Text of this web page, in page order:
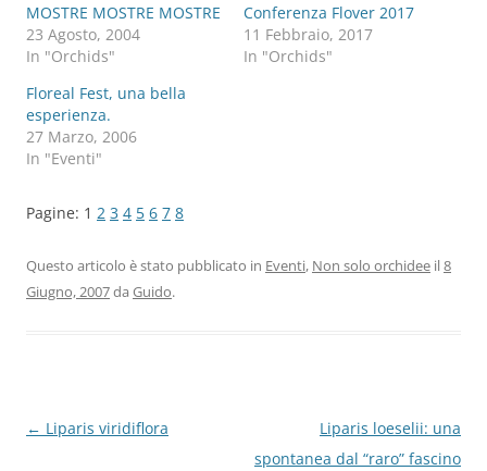
MOSTRE MOSTRE MOSTRE
23 Agosto, 2004
In "Orchids"
Conferenza Flover 2017
11 Febbraio, 2017
In "Orchids"
Floreal Fest, una bella
esperienza.
27 Marzo, 2006
In "Eventi"
Pagine: 1 2 3 4 5 6 7 8
Questo articolo è stato pubblicato in Eventi, Non solo orchidee il8
Giugno, 2007da Guido.
Navigazione
← Liparis viridiflora
Liparis loeselii: una
spontanea dal “raro” fascino